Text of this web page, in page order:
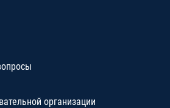
организации